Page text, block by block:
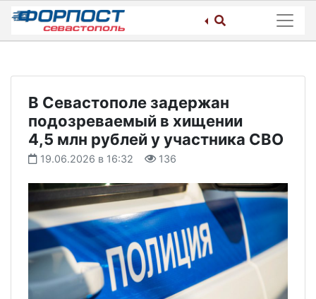
Skip
content
В Севастополе задержан
подозреваемый в хищении
4,5 млн рублей у участника СВО
19.06.2026 в 16:32 136